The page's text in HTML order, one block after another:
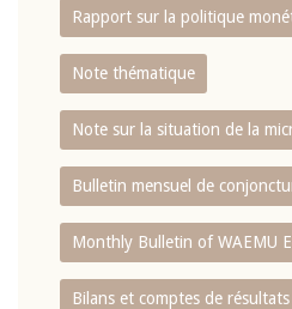
Rapport sur la politique
Note thématique
Note sur la situation de la
Bulletin mensuel de
Monthly Bulletin of WAEMU
Bilans et comptes de